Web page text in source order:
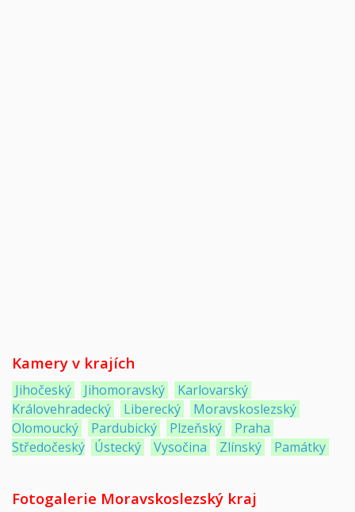
Kamery v krajích
Jihočeský Jihomoravský
Karlovarský
Královehradecký
Liberecký
Moravskoslezský
Olomoucký
Pardubický Plzeňský
Praha
Středočeský Ústecký Vysočina Zlínský Památky
Fotogalerie Moravskoslezský kraj